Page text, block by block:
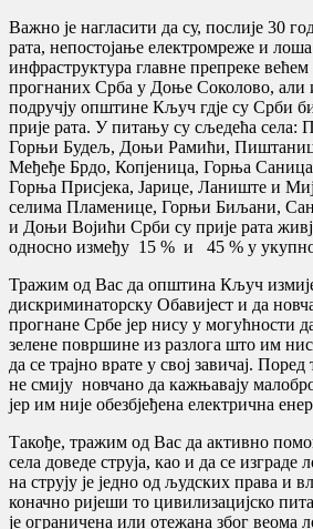
Важно је нагласити да су, послије 30
рата, непостојање електромреже и
инфраструктура главне препреке
прогнаних Срба у Доње Соколово, али
подручју општине Кључ гдје су Срби
прије рата. У питању су сљедећа села:
Горњи Будељ, Доњи Рамићи,
Међеђе Брдо, Копјеница, Горња
Горња Присјека, Јарице, Ланиште и
селима Пламенице, Горњи Биљани,
и Доњи Војићи Срби су прије рата
односно између 15 % и 45 % у
Тражим од Вас да општина Кључ
дискриминаторску Обавијест и да
прогнане Србе јер нису у могућности
зелене површине из разлога што им
да се трајно врате у свој завичај.
не смију новчано да кажњавају
јер им није обезбјеђена електрична
Такође, тражим од Вас да активно
села доведе струја, као и да се
на струју је једно од људских права и
коначно ријеши то цивилизацијско
је ограничена или отежана због веома